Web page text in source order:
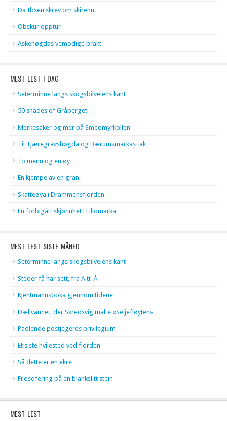
Da Ibsen skrev om skirenn
Obskur opptur
Askehøgdas vemodige prakt
MEST LEST I DAG
Seterminne langs skogsbilveiens kant
50 shades of Gråberget
Merkesaker og mer på Smedmyrkollen
Til Tjæregravshøgda og Bærumsmarkas tak
To menn og en øy
En kjempe av en gran
Skatteøya i Drammensfjorden
En forbigått skjønnhet i Lillomarka
MEST LEST SISTE MÅNED
Seterminne langs skogsbilveiens kant
Steder få har sett, fra A til Å
Kjentmannsboka gjennom tidene
Dælivannet, der Skredsvig malte «Seljefløyten»
Padlende postjegeres privilegium
Et siste hvilested ved fjorden
Så dette er en ekre
Filosofering på en blankslitt stein
MEST LEST